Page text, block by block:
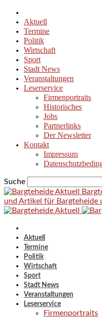
Aktuell
Termine
Politik
Wirtschaft
Sport
Stadt News
Veranstaltungen
Leserservice
Firmenportraits
Historisches
Jobs
Partnerlinks
Der Newsletter
Kontakt
Impressum
Suche
und Artikel für Bargteheide
Aktuell
Termine
Politik
Wirtschaft
Sport
Stadt News
Veranstaltungen
Leserservice
Firmenportraits